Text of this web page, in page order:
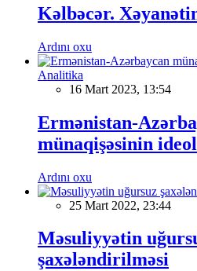
Kəlbəcər.
Ardını oxu
Analitika
16 Mart 2023, 13:54
Ermənistan-
münaqişəsinin
Ardını oxu
25 Mart 2022, 23:44
Məsuliyyətin
şaxələndirilməsi